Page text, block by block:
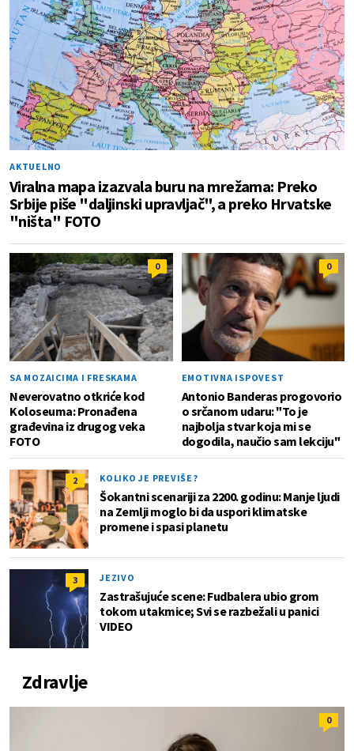
AKTUELNO
Viralna mapa izazvala buru na mrežama: Preko
Srbije piše "daljinski upravljač", a preko Hrvatske
"ništa" FOTO
0
SA MOZAICIMA I FRESKAMA
Neverovatno otkriće kod
Koloseuma: Pronađena
građevina iz drugog veka
FOTO
0
EMOTIVNA ISPOVEST
Antonio Banderas progovorio
o srčanom udaru: "To je
najbolja stvar koja mi se
dogodila, naučio sam lekciju"
2 KOLIKO JE PREVIŠE?
Šokantni scenariji za 2200. godinu: Manje ljudi
na Zemlji moglo bi da uspori klimatske
promene i spasi planetu
3 JEZIVO
Zastrašujuće scene: Fudbalera ubio grom
tokom utakmice; Svi se razbežali u panici
VIDEO
Zdravlje
0